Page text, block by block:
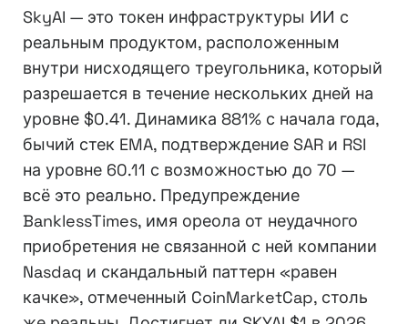
SkyAI — это токен инфраструктуры ИИ с
реальным продуктом, расположенным
внутри нисходящего треугольника, который
разрешается в течение нескольких дней на
уровне $0.41. Динамика 881% с начала года,
бычий стек EMA, подтверждение SAR и RSI
на уровне 60.11 с возможностью до 70 —
всё это реально. Предупреждение
BanklessTimes, имя ореола от неудачного
приобретения не связанной с ней компании
Nasdaq и скандальный паттерн «равен
качке», отмеченный CoinMarketCap, столь